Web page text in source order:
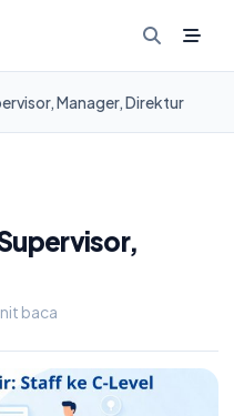
Manager, Direktur
baca